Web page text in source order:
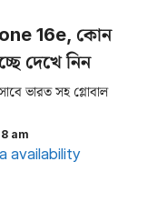
16e, কোন
দেখে নিন
ভারত সহ গ্লোবাল
am